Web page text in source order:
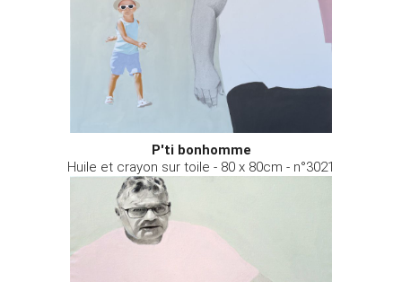
P'ti bonhomme
Huile et crayon sur toile - 80 x 80cm - n°3021